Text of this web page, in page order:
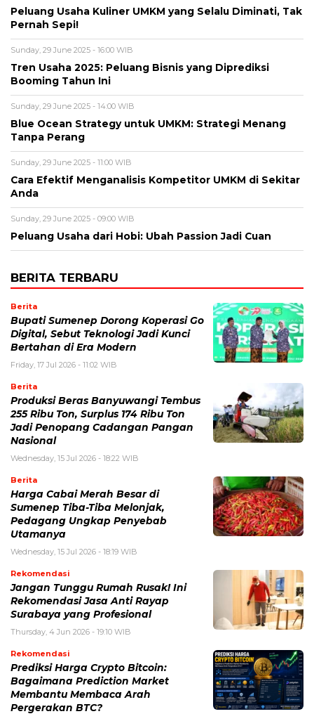
Peluang Usaha Kuliner UMKM yang Selalu Diminati, Tak
Pernah Sepi!
Sunday, 29 June 2025 - 16:00 WIB
Tren Usaha 2025: Peluang Bisnis yang Diprediksi
Booming Tahun Ini
Sunday, 29 June 2025 - 14:00 WIB
Blue Ocean Strategy untuk UMKM: Strategi Menang
Tanpa Perang
Sunday, 29 June 2025 - 11:00 WIB
Cara Efektif Menganalisis Kompetitor UMKM di Sekitar
Anda
Sunday, 29 June 2025 - 09:00 WIB
Peluang Usaha dari Hobi: Ubah Passion Jadi Cuan
BERITA TERBARU
Berita
Bupati Sumenep Dorong Koperasi Go
Digital, Sebut Teknologi Jadi Kunci
Bertahan di Era Modern
Friday, 17 Jul 2026 - 11:02 WIB
Berita
Produksi Beras Banyuwangi Tembus
255 Ribu Ton, Surplus 174 Ribu Ton
Jadi Penopang Cadangan Pangan
Nasional
Wednesday, 15 Jul 2026 - 18:22 WIB
Berita
Harga Cabai Merah Besar di
Sumenep Tiba-Tiba Melonjak,
Pedagang Ungkap Penyebab
Utamanya
Wednesday, 15 Jul 2026 - 18:19 WIB
Rekomendasi
Jangan Tunggu Rumah Rusak! Ini
Rekomendasi Jasa Anti Rayap
Surabaya yang Profesional
Thursday, 4 Jun 2026 - 19:10 WIB
Rekomendasi
Prediksi Harga Crypto Bitcoin:
Bagaimana Prediction Market
Membantu Membaca Arah
Pergerakan BTC?